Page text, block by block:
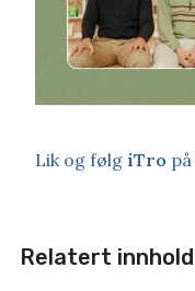
Lik og følg iTro på
Relatert innhold